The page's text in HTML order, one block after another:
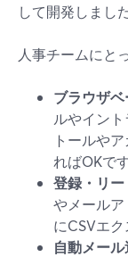
して開発しました
人事チームにと
ブラウザ
ルやイン
トールや
ればOKで
登録・リ
やメールア
にCSVエク
自動メー